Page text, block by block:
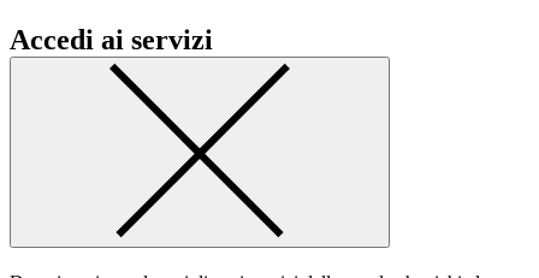
Accedi ai servizi